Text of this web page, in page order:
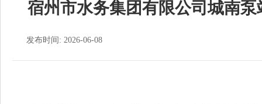
宿州市水务集团有限公司城南
发布时间: 2026-06-08